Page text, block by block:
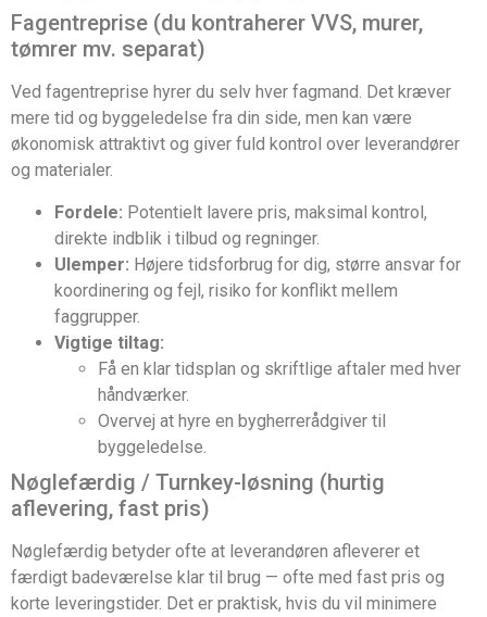
Fagentreprise (du kontraherer VVS, murer,
tømrer mv. separat)
Ved fagentreprise hyrer du selv hver fagmand. Det kræver
mere tid og byggeledelse fra din side, men kan være
økonomisk attraktivt og giver fuld kontrol over leverandører
og materialer.
Fordele: Potentielt lavere pris, maksimal kontrol,
direkte indblik i tilbud og regninger.
Ulemper: Højere tidsforbrug for dig, større ansvar for
koordinering og fejl, risiko for konflikt mellem
faggrupper.
Vigtige tiltag:
Få en klar tidsplan og skriftlige aftaler med hver
håndværker.
Overvej at hyre en bygherrerådgiver til
byggeledelse.
Nøglefærdig / Turnkey-løsning (hurtig
aflevering, fast pris)
Nøglefærdig betyder ofte at leverandøren afleverer et
færdigt badeværelse klar til brug — ofte med fast pris og
korte leveringstider. Det er praktisk, hvis du vil minimere